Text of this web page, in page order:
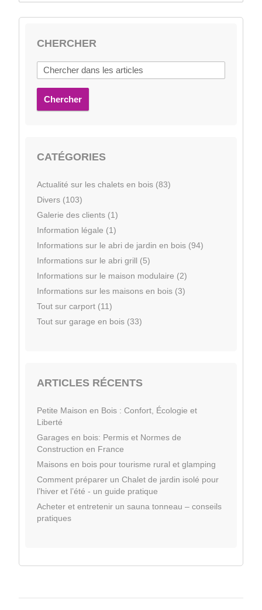
CHERCHER
Chercher
CATÉGORIES
Actualité sur les chalets en bois (83)
Divers (103)
Galerie des clients (1)
Information légale (1)
Informations sur le abri de jardin en bois (94)
Informations sur le abri grill (5)
Informations sur le maison modulaire (2)
Informations sur les maisons en bois (3)
Tout sur carport (11)
Tout sur garage en bois (33)
ARTICLES RÉCENTS
Petite Maison en Bois : Confort, Écologie et
Liberté
Garages en bois: Permis et Normes de
Construction en France
Maisons en bois pour tourisme rural et glamping
Comment préparer un Chalet de jardin isolé pour
l’hiver et l’été - un guide pratique
Acheter et entretenir un sauna tonneau – conseils
pratiques